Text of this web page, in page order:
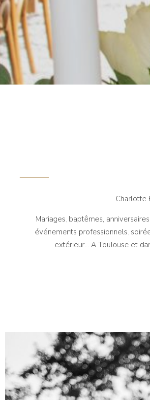
Charlotte
Mariages, baptêmes,
événements professionnels,
extérieur... A Toulouse et